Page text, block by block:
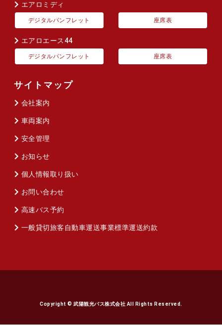
エアロミディ
デジタルパンフレット 座席表
エアロエース44
デジタルパンフレット 座席表
サイトマップ
会社案内
車両案内
安全管理
お知らせ
個人情報取り扱い
お問い合わせ
高速バス予約
一般貸切旅客自動車運送事業標準運送約款
Copyright © 武陽観光バス株式会社 All Rights Reserved.